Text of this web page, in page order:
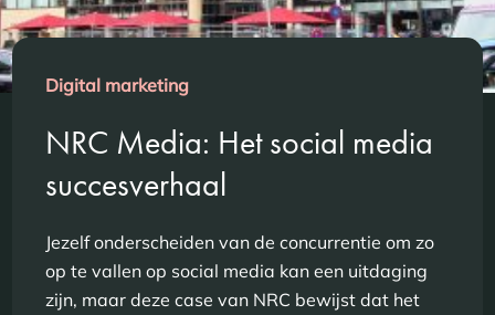
Digital marketing
NRC Media: Het social media
succesverhaal
Jezelf onderscheiden van de concurrentie om zo
op te vallen op social media kan een uitdaging
zijn, maar deze case van NRC bewijst dat het